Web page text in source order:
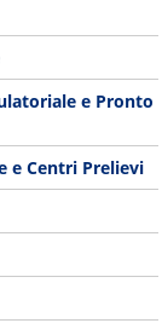
e Pronto
e Centri Prelievi